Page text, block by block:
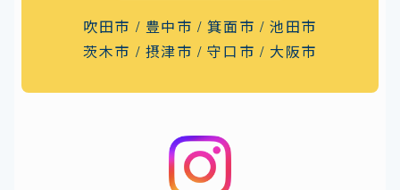
吹田市 / 豊中市 / 箕面市 / 池田市
茨木市 / 摂津市 /守口市 / 大阪市